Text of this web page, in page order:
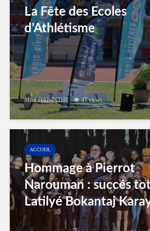
La Fête des Ecoles
d’Athlétisme
Mike DANINTHE 47 views
ACCUEIL
Hommage à Pierrot
Narouman : succés
Latilyé Bokantaj